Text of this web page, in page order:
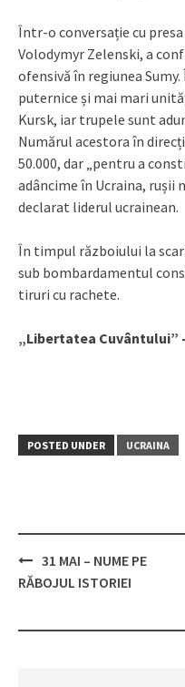
Într-o conversație cu
Volodymyr Zelenski, a
ofensivă în regiunea
puternice și mai mari
Kursk, iar trupele sunt
Numărul acestora în
50.000, dar „pentru a
adâncime în Ucraina, rușii
declarat liderul ucrainean.
În timpul războiului la
sub bombardamentul
tiruri cu rachete.
„Libertatea Cuvântului”
POSTED UNDER UCRAINA
Post
31 MAI – NUME PE
RĂBOJUL ISTORIEI